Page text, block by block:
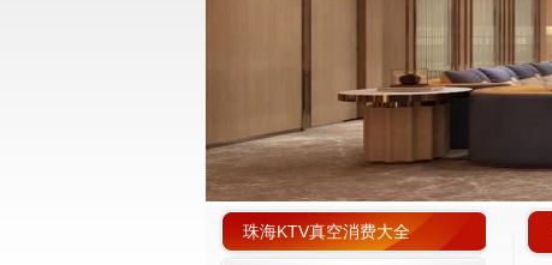
珠海KTV真空消费大全